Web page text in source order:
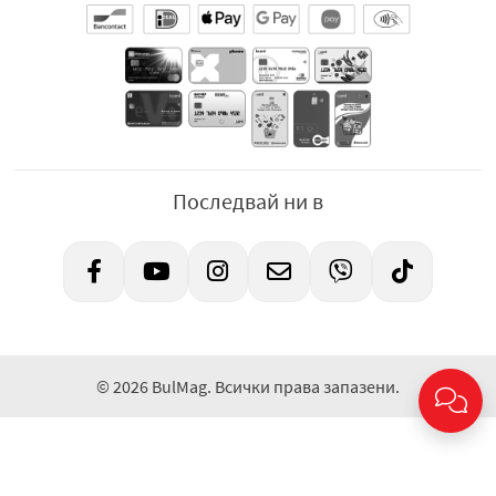
Екстрактът от ардизияпомага за почистването на
кожата, изсветлява пигментацията и облекчава
раздразненията, има мощен регенериращ ефект,
възстановява увредената кожа, предотвратява
нейното стареене и изглажда бръчките.
Синтетичният пептид Syn-Akeе аналог на змийската
предназначен за отпускане на лицевите мускули и
доказано, че Syn-Ake блокира нервните импулси,
обездвижва мускулните контракции на лицето с 82%
появата на нови.
е мощна съставка против стареене. Стяга
Последвай ни в
© 2026 BulMag. Всички права запазени.